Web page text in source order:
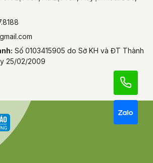
Số 0103415905 do Sở KH và ĐT Thành
25/02/2009